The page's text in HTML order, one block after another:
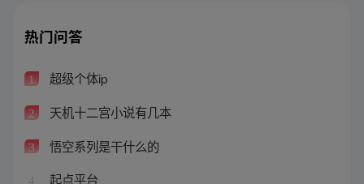
热门问答
1 超级个体ip
2 天机十二宫小说有几本
3 悟空系列是干什么的
4 起点平台